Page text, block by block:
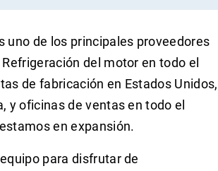
uno de los principales proveedores
del motor en todo el
de fabricación en Estados Unidos,
y oficinas de ventas en todo el
en expansión.
para disfrutar de